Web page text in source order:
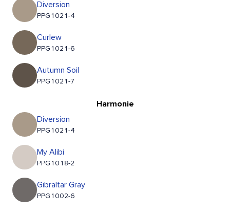
Diversion
PPG1021-4
Curlew
PPG1021-6
Autumn Soil
PPG1021-7
Harmonie
Diversion
PPG1021-4
My Alibi
PPG1018-2
Gibraltar Gray
PPG1002-6